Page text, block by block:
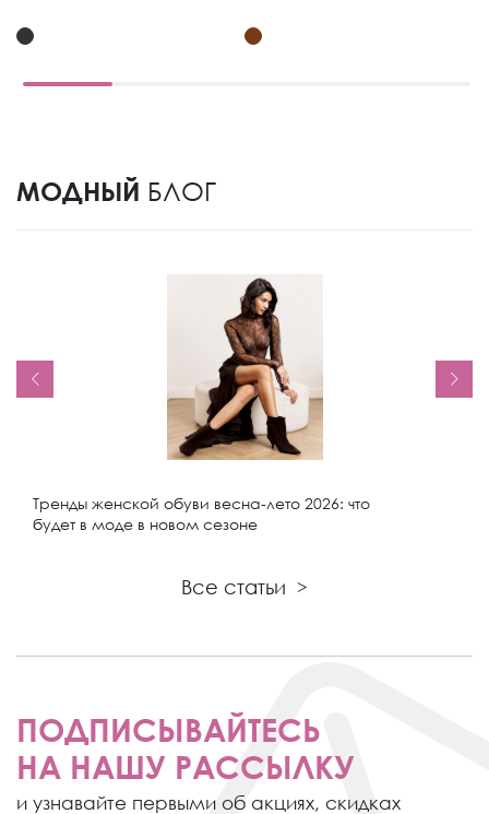
МОДНЫЙ БЛОГ
Тренды женской обуви весна-лето 2026: что
будет в моде в новом сезоне
Все статьи >
ПОДПИСЫВАЙТЕСЬ
НА НАШУ РАССЫЛКУ
и узнавайте первыми об акциях, скидках